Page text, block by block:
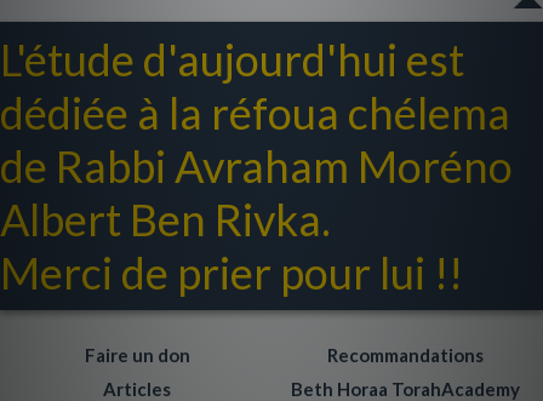
L'étude d'aujourd'hui est
dédiée à la réfoua chélema
de Rabbi Avraham Moréno
Albert Ben Rivka.
Merci de prier pour lui !!
Faire un don
Articles
Recommandations
Beth Horaa TorahAcademy